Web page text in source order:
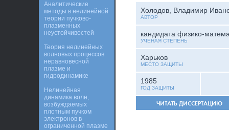
Холодов, Владимир
АВТОР
кандидата физико-
УЧЕНАЯ СТЕПЕНЬ
Харьков
МЕСТО ЗАЩИТЫ
1985
ГОД ЗАЩИТЫ
ЧИТАТЬ ДИССЕРТАЦИЮ
Аналитические
методы в нелинейной
теории пучково-
плазменных
неустойчивостей
Теория нелинейных
волновых процессов
неравновесной
плазме и
гидродинамике
Нелинейная
динамика волн,
возбуждаемых
плотным пучком
электронов в
ограниченной плазме